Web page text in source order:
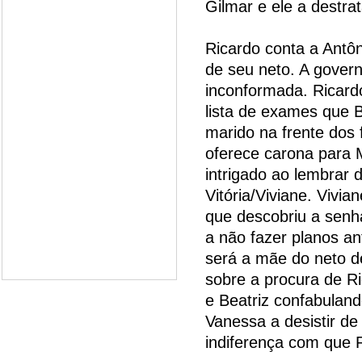
Gilmar e ele a
Ricardo conta a
de seu neto. A
inconformada.
lista de exames que
marido na frente dos
oferece carona para
intrigado ao lembrar
Vitória/Viviane.
que descobriu a
a não fazer planos
será a mãe do neto
sobre a procura de
e Beatriz
Vanessa a desistir
indiferença com que